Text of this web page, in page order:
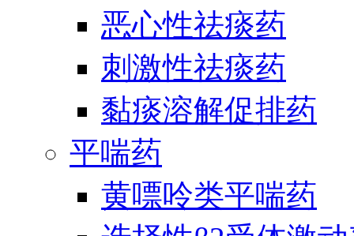
恶心性祛痰药
刺激性祛痰药
黏痰溶解促排药
平喘药
黄嘌呤类平喘药